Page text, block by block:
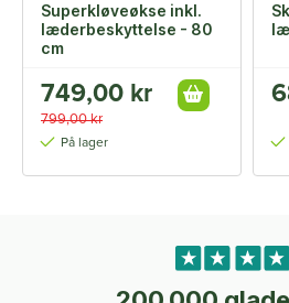
Superkløveøkse inkl.
læderbeskyttelse - 80
cm
749,00 kr
799,00 kr
På lager